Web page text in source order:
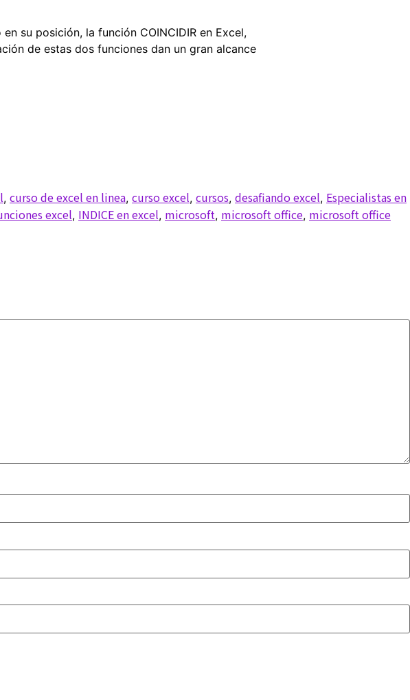
su posición, la función COINCIDIR en Excel,
de estas dos funciones dan un gran alcance
, curso de excel en linea, curso excel, cursos, desafiando excel, Especialistas en
excel, INDICE en excel, microsoft, microsoft office, microsoft office